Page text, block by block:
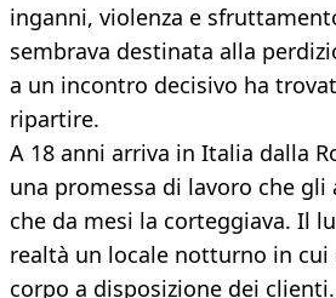
inganni, violenza e
sembrava destinata alla
a un incontro decisivo ha
ripartire.
A 18 anni arriva in Italia dalla
una promessa di lavoro che gli
che da mesi la corteggiava. Il
realtà un locale notturno in
corpo a disposizione dei